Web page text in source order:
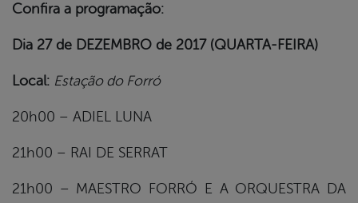
Confira a programação: ​
Dia 27 de DEZEMBRO de 2017 (QUARTA-FEIRA)
Local: Estação do Forró
20h00 – ADIEL LUNA
21h00 – RAI DE SERRAT
21h00 – MAESTRO FORRÓ E A ORQUESTRA DA